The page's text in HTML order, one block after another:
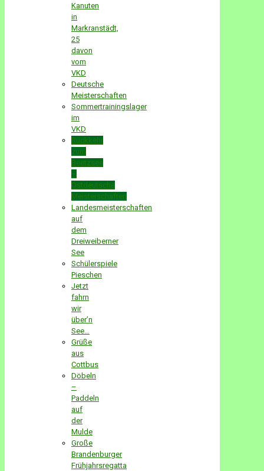
Kanuten
in
Markranstädt,
25
davon
vom
VKD
Deutsche
Meisterschaften
Sommertrainingslager
im
VKD
Rückkehr
zum
Beetzsee
–
Ostdeutsche
Meisterschaften
Landesmeisterschaften
auf
dem
Dreiweiberner
See
Schülerspiele
Pieschen
Jetzt
fahrn
wir
über’n
See…
Grüße
aus
Cottbus
Döbeln
–
Paddeln
auf
der
Mulde
Große
Brandenburger
Frühjahrsregatta